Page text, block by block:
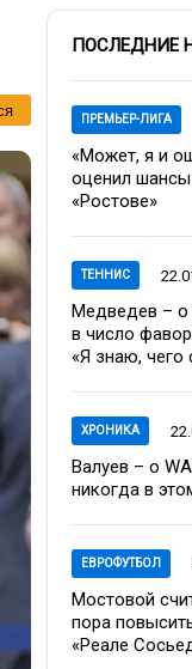
ПОСЛЕДНИЕ
ПРЕМЬЕР-ЛИГА
«Может, я и
оценил шансы
«Ростове»
ТЕННИС
Медведев – о
в число
«Я знаю, чего
ХРОНИКА
Валуев – о
никогда в
ЕВРОФУТБОЛ
Мостовой
пора
«Реале